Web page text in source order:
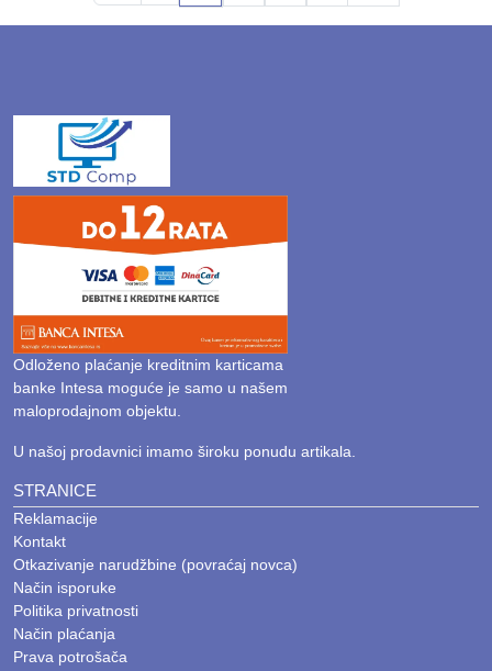
Odloženo plaćanje kreditnim karticama
banke Intesa moguće je samo u našem
maloprodajnom objektu.
U našoj prodavnici imamo široku ponudu artikala.
STRANICE
Reklamacije
Kontakt
Otkazivanje narudžbine (povraćaj novca)
Način isporuke
Politika privatnosti
Način plaćanja
Prava potrošača